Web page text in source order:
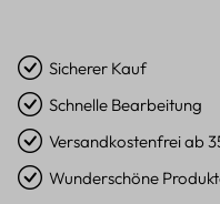
Sicherer Kauf
Schnelle Bearbeitung
Versandkostenfrei ab
Wunderschöne